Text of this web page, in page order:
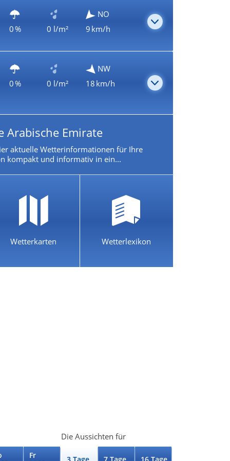
0 % 0 l/m²
NO
9 km/h
0 % 0 l/m²
NW
18 km/h
Arabische Emirate
aktuelle Wetterinformationen für Ihre
kompakt und informativ in ein...
Wetterkarten Wetterlexikon
Fr
Die Aussichten für